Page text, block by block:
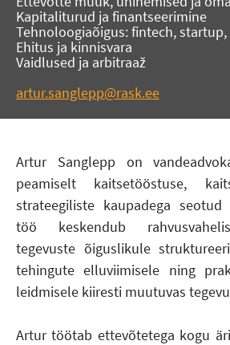
Kapitaliturud ja finantseerimine
Tehnoloogiaõigus: fintech, startup,
Ehitus ja kinnisvara
Vaidlused ja arbitraaž
artur.sanglepp@rask.ee
Artur Sanglepp on
peamiselt kaitsetööstuse,
strateegiliste kaupadega
töö keskendub
tegevuste õiguslikule
tehingute elluviimisele ning
leidmisele kiiresti muutuvas
Artur töötab ettevõtetega kogu